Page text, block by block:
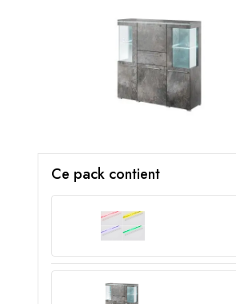
Ce pack contient